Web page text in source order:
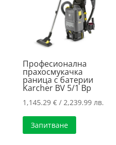
Професионална
прахосмукачка
раница с батерии
Karcher BV 5/1 Bp
1,145.29 €/ 2,239.99 лв.
Запитване